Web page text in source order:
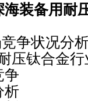
装备用耐
争状况分
合金行